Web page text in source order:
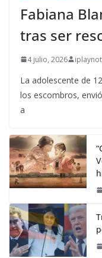
Fabiana
tras ser
4 julio, 2026
La adolescente de
los escombros,
a